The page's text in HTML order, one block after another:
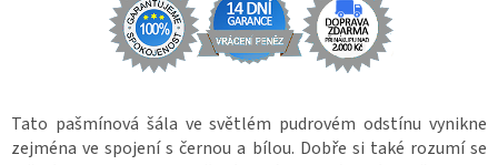
Tato pašmínová šála ve světlém pudrovém odstínu vynikne
zejména ve spojení s černou a bílou. Dobře si také rozumí se